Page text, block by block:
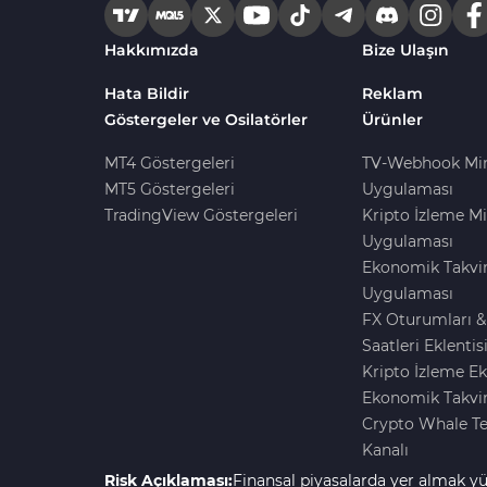
Harmonik MT4 Göstergeleri 30
Göstergeleri
MetaTrader 4 için Haber (News)
Endeks MT4 Göstergeleri
MT4 için Order Book (Emir
Kurumsal Hisse Piyasası MT4
285
Hakkımızda Bize Ulaşın
Hata Bildir Reklam
Göstergeler ve Osilatörler
MT4 Göstergeleri
MT5 Göstergeleri
TradingView Göstergeleri
Ürünler
TV-Webhook
Uygulaması
Kripto İzleme
Uygulaması
Ekonomik
Uygulaması
FX Oturumları
Saatleri Eklentisi
Kripto İzleme
Ekonomik
Crypto Whale
Kanalı
Risk Açıklaması:Finansal piyasalarda yer almak